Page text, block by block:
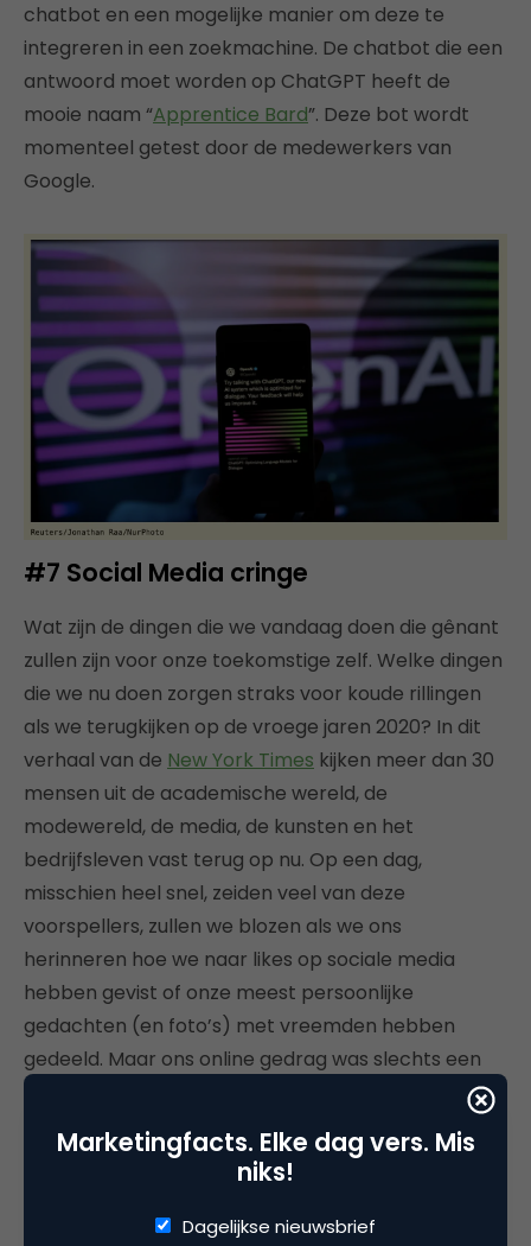
chatbot en een mogelijke manier om deze te
integreren in een zoekmachine. De chatbot die een
antwoord moet worden op ChatGPT heeft de
mooie naam “Apprentice Bard”. Deze bot wordt
momenteel getest door de medewerkers van
Google.
#7 Social Media cringe
Wat zijn de dingen die we vandaag doen die gênant
zullen zijn voor onze toekomstige zelf. Welke dingen
die we nu doen zorgen straks voor koude rillingen
als we terugkijken op de vroege jaren 2020? In dit
verhaal van de New York Times kijken meer dan 30
mensen uit de academische wereld, de
modewereld, de media, de kunsten en het
bedrijfsleven vast terug op nu. Op een dag,
misschien heel snel, zeiden veel van deze
voorspellers, zullen we blozen als we ons
herinneren hoe we naar likes op sociale media
hebben gevist of onze meest persoonlijke
gedachten (en foto’s) met vreemden hebben
gedeeld. Maar ons online gedrag was slechts een
aangehaald door degenen die even de tijd namen
om te voorspellen wat ons in de toekomst
momenten voelen zeker minder gênant als je weet
Marketingfacts. Elke dag vers. Mis
niks!
Dagelijkse nieuwsbrief